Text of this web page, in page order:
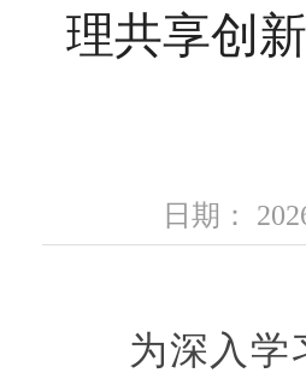
理共享创
日期：
为深入学习